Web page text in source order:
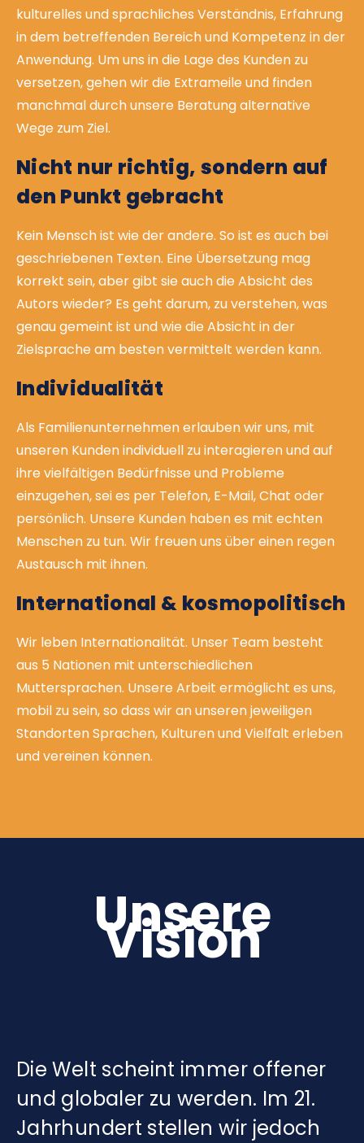
kulturelles und sprachliches Verständnis, Erfahrung
in dem betreffenden Bereich und Kompetenz in der
Anwendung. Um uns in die Lage des Kunden zu
versetzen, gehen wir die Extrameile und finden
manchmal durch unsere Beratung alternative
Wege zum Ziel.
Nicht nur richtig, sondern auf
den Punkt gebracht
Kein Mensch ist wie der andere. So ist es auch bei
geschriebenen Texten. Eine Übersetzung mag
korrekt sein, aber gibt sie auch die Absicht des
Autors wieder? Es geht darum, zu verstehen, was
genau gemeint ist und wie die Absicht in der
Zielsprache am besten vermittelt werden kann.
Individualität
Als Familienunternehmen erlauben wir uns, mit
unseren Kunden individuell zu interagieren und auf
ihre vielfältigen Bedürfnisse und Probleme
einzugehen, sei es per Telefon, E-Mail, Chat oder
persönlich. Unsere Kunden haben es mit echten
Menschen zu tun. Wir freuen uns über einen regen
Austausch mit ihnen.
International & kosmopolitisch
Wir leben Internationalität. Unser Team besteht
aus 5 Nationen mit unterschiedlichen
Muttersprachen. Unsere Arbeit ermöglicht es uns,
mobil zu sein, so dass wir an unseren jeweiligen
Standorten Sprachen, Kulturen und Vielfalt erleben
und vereinen können.
Unsere
Vision
Die Welt scheint immer offener
und globaler zu werden. Im 21.
Jahrhundert stellen wir jedoch